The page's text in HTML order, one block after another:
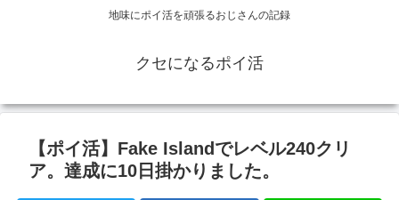
地味にポイ活を頑張るおじさんの記録
クセになるポイ活
【ポイ活】Fake Islandでレベル240クリ
ア。達成に10日掛かりました。